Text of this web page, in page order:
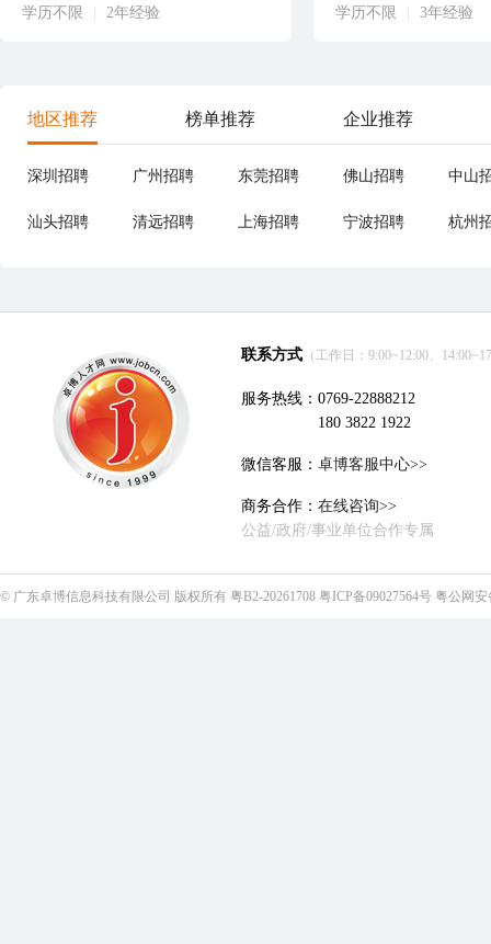
学历不限
2年经验
学历不限
3年经验
地区推荐 榜单推荐 企业推荐
深圳招聘 广州招聘 东莞招聘 佛山招聘 中山
汕头招聘 清远招聘 上海招聘 宁波招聘 杭州
联系方式 （工作日：9:00~12:00、
服务热线：0769-22888212
180 3822 1922
微信客服： 卓博客服中心>>
商务合作： 在线咨询>>
公益/政府/事业单位合作专属
© 广东卓博信息科技有限公司 版权所有 粤B2-20261708 粤ICP备09027564号 粤公网安